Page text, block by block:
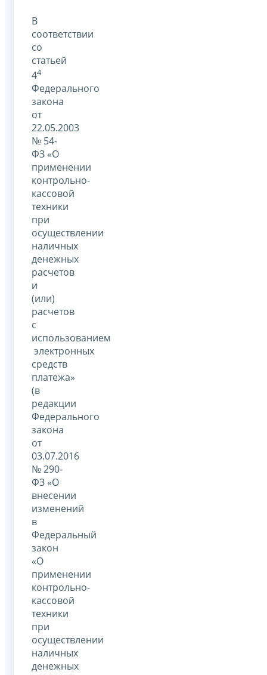
В
соответствии
со
статьей
44
Федерального
закона
от
22.05.2003
№ 54-
ФЗ «О
применении
контрольно-
кассовой
техники
при
осуществлении
наличных
денежных
расчетов
и
(или)
расчетов
с
использованием
электронных
средств
платежа»
(в
редакции
Федерального
закона
от
03.07.2016
№ 290-
ФЗ «О
внесении
изменений
в
Федеральный
закон
«О
применении
контрольно-
кассовой
техники
при
осуществлении
наличных
денежных